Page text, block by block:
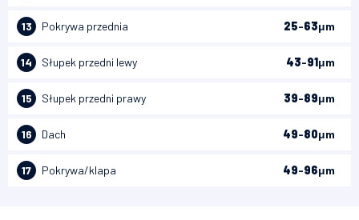
13 Pokrywa przednia 25-63μm
14 Słupek przedni lewy 43-91μm
15 Słupek przedni prawy 39-89μm
16 Dach 49-80μm
17 Pokrywa/klapa 49-96μm